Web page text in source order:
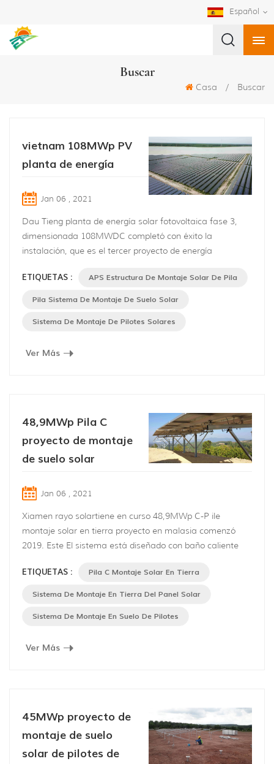
Español
Buscar
Casa / Buscar
vietnam 108MWp PV
planta de energía
Jan 06 , 2021
Dau Tieng planta de energía solar fotovoltaica fase 3,
dimensionada 108MWDC completó con éxito la
instalación, que es el tercer proyecto de energía
El proyecto se construye junto con el lado del río en tan
Chau Distirct, Tay Ninh Provincia, Vietnam y aplicada
proporcionada por Xiamen empres...
ETIQUETAS : APS Estructura De Montaje Solar De Pila
Pila Sistema De Montaje De Suelo Solar
Sistema De Montaje De Pilotes Solares
Ver Más
48,9MWp Pila C
proyecto de montaje
de suelo solar
Jan 06 , 2021
Xiamen rayo solartiene en curso 48,9MWp C-P ile
montaje solar en tierra proyecto en malasia comenzó
2019. Este El sistema está diseñado con baño caliente
de aluminio anodizado como soporte , aplicable tanto a
terreno llano como a pendientes, especialmente área de
componentes y estructuras son prem...
ETIQUETAS : Pila C Montaje Solar En Tierra
Sistema De Montaje En Tierra Del Panel Solar
Sistema De Montaje En Suelo De Pilotes
Ver Más
45MWp proyecto de
montaje de suelo
solar de pilotes de